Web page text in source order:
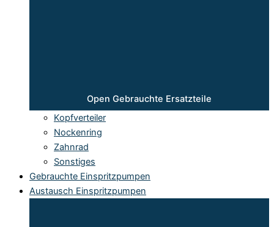
Open Gebrauchte Ersatzteile
Kopfverteiler
Nockenring
Zahnrad
Sonstiges
Gebrauchte Einspritzpumpen
Austausch Einspritzpumpen